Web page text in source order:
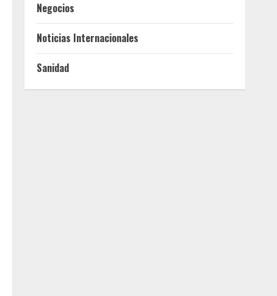
Negocios
Noticias Internacionales
Sanidad